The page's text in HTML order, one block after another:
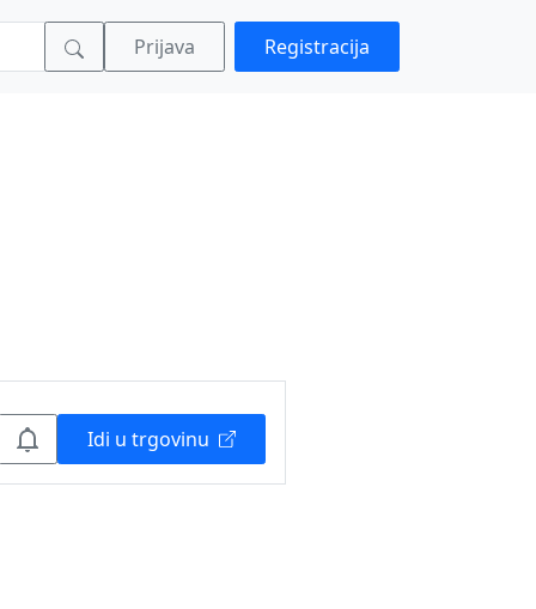
Prijava Registracija
Idi u trgovinu